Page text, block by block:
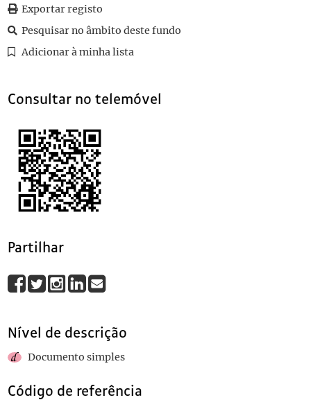
0084
Sem título
0096
0099 Sem título 2003-12
Exportar registo
Pesquisar no âmbito deste fundo
Adicionar à minha lista
Consultar no telemóvel
Partilhar
Nível de descrição
Documento simples
Código de referência